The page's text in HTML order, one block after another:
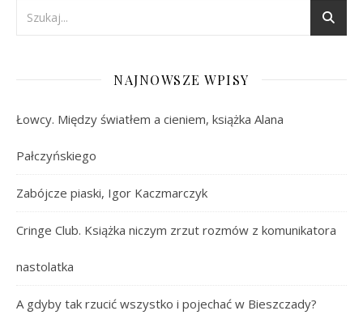
NAJNOWSZE WPISY
Łowcy. Między światłem a cieniem, książka Alana
Pałczyńskiego
Zabójcze piaski, Igor Kaczmarczyk
Cringe Club. Książka niczym zrzut rozmów z komunikatora
nastolatka
A gdyby tak rzucić wszystko i pojechać w Bieszczady?